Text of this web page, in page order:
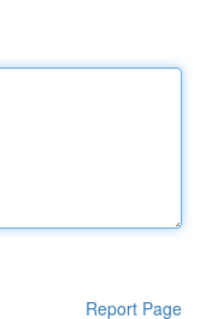
Report Page